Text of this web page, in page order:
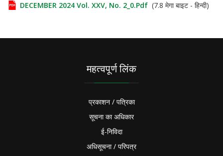
DECEMBER 2024 Vol. XXV, No. 2_0.pdf (7.8 मेगा बाइट - हिन्दी)
महत्वपूर्ण लिंक
प्रकाशन / पत्रिका
सूचना का अधिकार
ई-निविदा
अधिसूचना / परिपत्र